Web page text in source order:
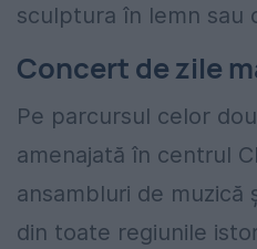
sculptura în lemn sau
Concert de zile
Pe parcursul celor
amenajată în centrul
ansambluri de muzică
din toate regiunile